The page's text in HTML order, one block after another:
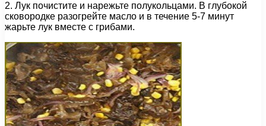
2. Лук почистите и нарежьте полукольцами. В глубокой
сковородке разогрейте масло и в течение 5-7 минут
жарьте лук вместе с грибами.